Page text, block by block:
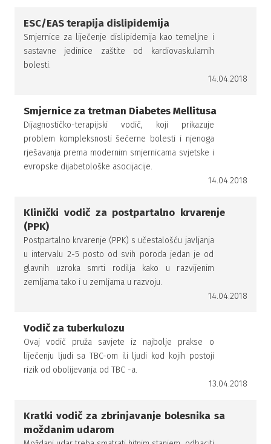
ESC/EAS terapija dislipidemija
Smjernice za liječenje dislipidemija kao temeljne i
sastavne jedinice zaštite od kardiovaskularnih
bolesti.
14.04.2018
Smjernice za tretman Diabetes Mellitusa
Dijagnostičko-terapijski vodič, koji prikazuje
problem kompleksnosti šećerne bolesti i njenoga
rješavanja prema modernim smjernicama svjetske i
evropske dijabetološke asocijacije.
14.04.2018
Klinički vodič za postpartalno krvarenje
(PPK)
Postpartalno krvarenje (PPK) s učestalošću javljanja
u intervalu 2-5 posto od svih poroda jedan je od
glavnih uzroka smrti rodilja kako u razvijenim
zemljama tako i u zemljama u razvoju.
14.04.2018
Vodič za tuberkulozu
Ovaj vodič pruža savjete iz najbolje prakse o
liječenju ljudi sa TBC-om ili ljudi kod kojih postoji
rizik od obolijevanja od TBC -a.
13.04.2018
Kratki vodič za zbrinjavanje bolesnika sa
moždanim udarom